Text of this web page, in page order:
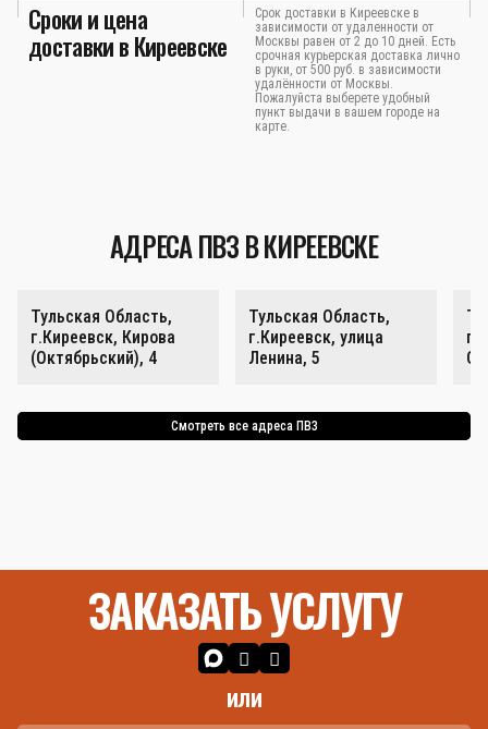
Сроки и цена
доставки в Киреевске
Срок доставки в Киреевске в
зависимости от удаленности от
Москвы равен от 2 до 10 дней. Есть
срочная курьерская доставка лично
в руки, от 500 руб. в зависимости
удалённости от Москвы.
Пожалуйста выберете удобный
пункт выдачи в вашем городе на
карте.
АДРЕСА ПВЗ В КИРЕЕВСКЕ
Тульская Область,
г.Киреевск, Кирова
(Октябрьский), 4
Тульская Область,
г.Киреевск, улица
Ленина, 5
Смотреть все адреса ПВЗ
ЗАКАЗАТЬ УСЛУГУ
или